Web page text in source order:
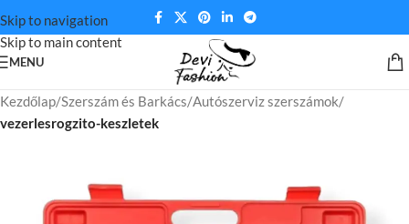
Skip to navigation
Skip to main content
MENU
Kezdőlap Szerszám és Barkács Autószerviz szerszámok
vezerlesrogzito-keszletek